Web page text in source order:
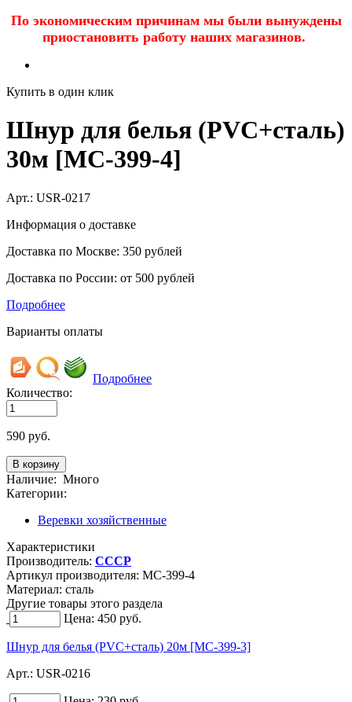
По экономическим причинам мы были вынуждены
приостановить работу наших магазинов.
Купить в один клик
Шнур для белья (PVC+сталь)
30м [MC-399-4]
Арт.: USR-0217
Информация о доставке
Доставка по Москве: 350 рублей
Доставка по России: от 500 рублей
Подробнее
Варианты оплаты
Подробнее
Количество:
590 руб.
Наличие: Много
Категории:
Веревки хозяйственные
Характеристики
Производитель: СССР
Артикул производителя: MC-399-4
Материал: сталь
Другие товары этого раздела
Цена: 450 руб.
Шнур для белья (PVC+сталь) 20м [MC-399-3]
Арт.: USR-0216